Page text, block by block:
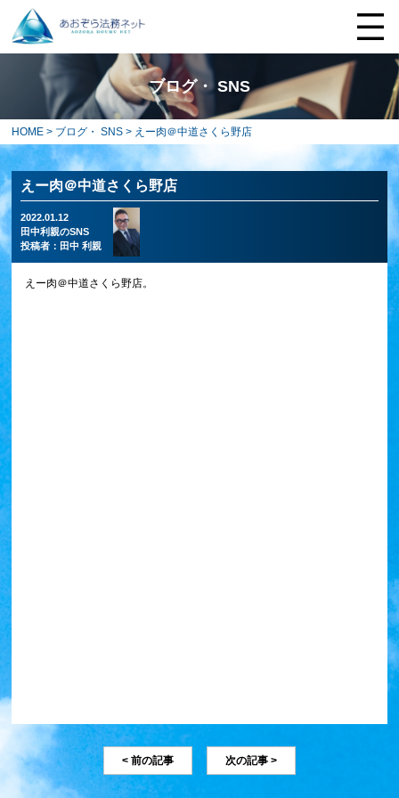
ブログ・ SNS
HOME > ブログ・ SNS > えー肉＠中道さくら野店
えー肉＠中道さくら野店
2022.01.12
田中利親のSNS
投稿者： 田中 利親
えー肉＠中道さくら野店。
< 前の記事 次の記事 >